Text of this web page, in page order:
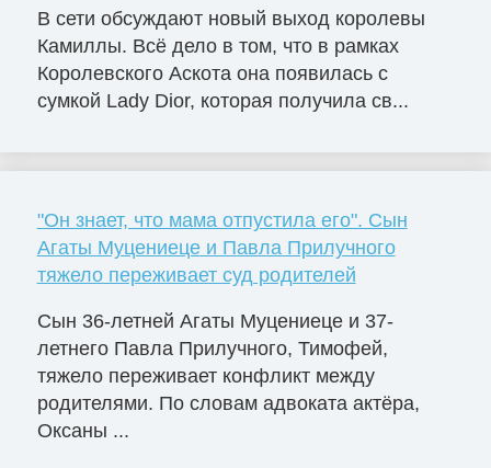
В сети обсуждают новый выход королевы
Камиллы. Всё дело в том, что в рамках
Королевского Аскота она появилась с
сумкой Lady Dior, которая получила св...
"Он знает, что мама отпустила его". Сын
Агаты Муцениеце и Павла Прилучного
тяжело переживает суд родителей
Сын 36-летней Агаты Муцениеце и 37-
летнего Павла Прилучного, Тимофей,
тяжело переживает конфликт между
родителями. По словам адвоката актёра,
Оксаны ...